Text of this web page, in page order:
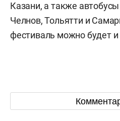
Казани, а также
Челнов, Тольятти и
фестиваль можно будет